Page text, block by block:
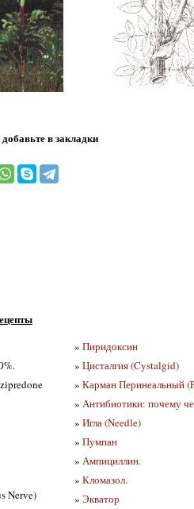
в закладки
Nerve)
» Пиридоксин
» Цисталгия (Cystalgid)
» Карман Перинеальный
» Антибиотики: почему
» Игла (Needle)
» Пумпан
» Ампициллин.
» Кломазол.
» Экватор